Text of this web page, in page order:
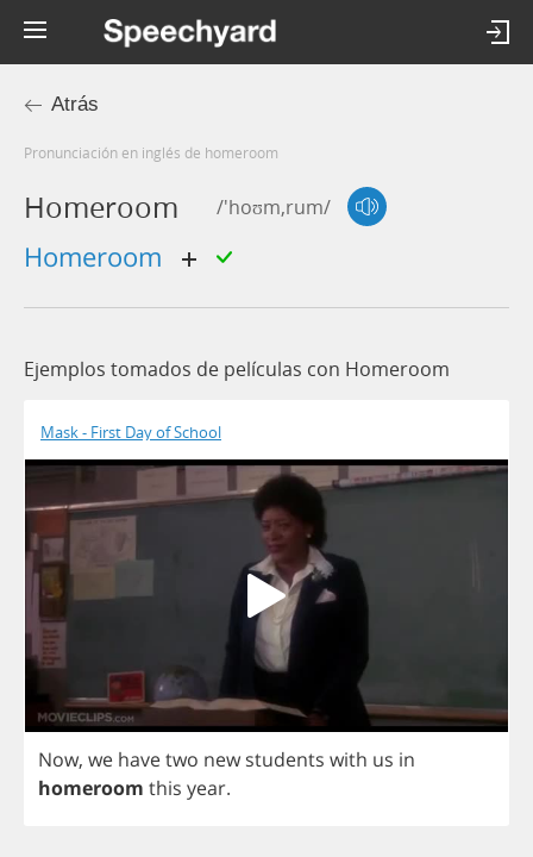
Atrás
Pronunciación en inglés de homeroom
Homeroom /'hoʊm,rum/
homeroom
Ejemplos tomados de películas con Homeroom
Mask - First Day of School
Now, we havetwo new students with us in
homeroom this year.